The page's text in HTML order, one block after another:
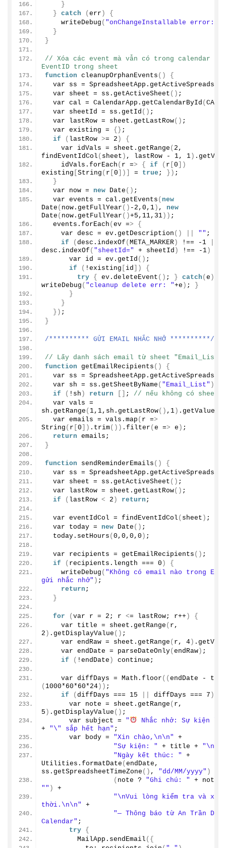
}
} catch ( err )
{
writeDebug ( "onChangeInstallable error: "
}
}
// Xóa các event mà vẫn có trong calendar
EventID trong sheet
function cleanupOrphanEvents ()
{
  var ss = SpreadsheetApp.
  var sheet = ss.
getActiveSheet () ;
  var cal = CalendarApp.
getCalendarById (
  var sheetId = ss.
getId () ;
  var lastRow = sheet.
getLastRow() ;
  var existing =
{} ;
if
( lastRow >= 2 )
{
    var idVals = sheet.
getRange ( 2
findEventIdCol ( sheet ) , lastRow - 1, 1 ) .
    idVals.
forEach ( r => { if ( r 0 ])
existing String ( r 0 ])] = true ; }) ;
}
  var now =
new Date () ;
  var events = cal.
getEvents ( new
Date ( now. getFullYear () -2 , 0 , 1 ) , new
Date ( now. getFullYear ()+5 , 11, 31 )) ;
  events.
forEach ( ev =>
{
    var desc = ev.
getDescription () "" ;
if
( desc. indexOf ( META_MARKER ) !== -1
desc. indexOf ( "sheetId=" + sheetId ) !== -1 )
      var id = ev.
getId () ;
if
( !existing id ])
{
try { ev. deleteEvent () ; } catch ( e ){
writeDebug ( "cleanup delete err: "+e ) ;
}
}
}
}) ;
}
/********** GỬI EMAIL NHẮC NHỞ **********/
// Lấy danh sách email từ sheet "Email_List"
function
getEmailRecipients ()
{
  var ss = SpreadsheetApp.
  var sh = ss.
getSheetByName ( "Email_List" )
if
( !sh ) return ; // nếu không có sheet
  var vals =
sh. getRange ( 1, 1,sh. getLastRow() , 1 ) . getValues
  var emails = vals.
map ( r =>
String ( r 0 ]) . trim()) . filter ( e => e ) ;
return emails;
}
function sendReminderEmails ()
{
  var ss = SpreadsheetApp.
  var sheet = ss.
getActiveSheet () ;
  var lastRow = sheet.
getLastRow() ;
if
( lastRow < 2 ) return ;
  var eventIdCol =
findEventIdCol ( sheet ) ;
  var today =
new Date () ;
  today.
setHours ( 0 , 0 , 0 , 0 ) ;
  var recipients =
getEmailRecipients () ;
if
( recipients. length === 0 )
{
writeDebug ( "Không có email nào trong
gửi nhắc nhở" ) ;
return ;
}
for ( var r = 2 ; r <= lastRow; r++ )
{
    var title = sheet.
getRange (
2 ) . getDisplayValue () ;
    var endRaw = sheet.
getRange ( r, 4 ) .
    var endDate =
parseDateOnly( endRaw ) ;
if
( !endDate ) continue;
    var diffDays = Math.
floor (( endDate -
( 1000* 60* 60* 24 )) ;
if
( diffDays === 15 diffDays === 7 )
      var note = sheet.
getRange (
5 ) . getDisplayValue () ;
      var subject =
"
Nhắc nhở: Sự kiện \""
+ "\" sắp hết hạn" ;
      var body =
"Xin chào,\n\n"
+
"Sự kiện: "
+ title + "\n"
"Ngày kết thúc: "
+
Utilities. formatDate ( endDate,
ss. getSpreadsheetTimeZone () , "dd/MM/yyyy" )
( note ? "Ghi chú: "
+ note
"" )
+
"\nVui lòng kiểm tra và xử
thời.\n\n"
+
"— Thông báo từ An Trần
Calendar" ;
try {
        MailApp.
sendEmail ({